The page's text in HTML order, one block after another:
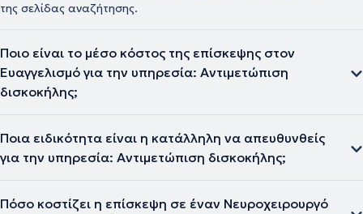
της σελίδας αναζήτησης.
Ποιο είναι το μέσο κόστος της επίσκεψης στον
Ευαγγελισμό για την υπηρεσία: Αντιμετώπιση
δισκοκήλης;
Ποια ειδικότητα είναι η κατάλληλη να απευθυνθείς
για την υπηρεσία: Αντιμετώπιση δισκοκήλης;
Πόσο κοστίζει η επίσκεψη σε έναν Νευροχειρουργό